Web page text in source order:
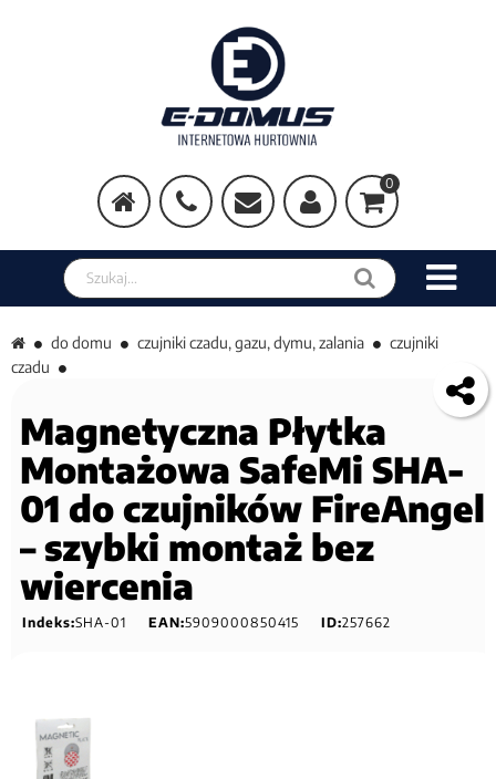
0
Szukaj w sklepie
do domu czujniki czadu, gazu, dymu, zalania
czujniki
czadu
Magnetyczna Płytka
Montażowa SafeMi SHA-
01 do czujników FireAngel
– szybki montaż bez
wiercenia
Indeks:SHA-01 EAN:5909000850415 ID:257662